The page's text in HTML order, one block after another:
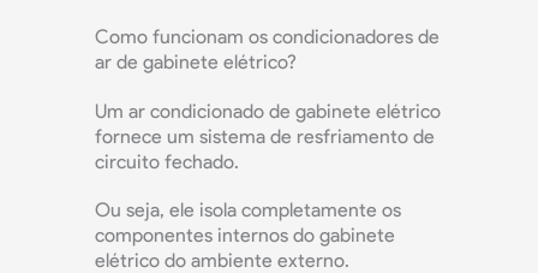
Como funcionam os condicionadores de
ar de gabinete elétrico?
Um ar condicionado de gabinete elétrico
fornece um sistema de resfriamento de
circuito fechado.
Ou seja, ele isola completamente os
componentes internos do gabinete
elétrico do ambiente externo.